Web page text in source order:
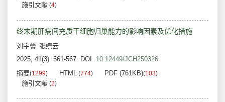
施引文献 (4)
终末期肝病间充质干细胞归巢能力的影响因素及优化措施
刘宇馨, 张缭云
2025, 41(3): 561-567. DOI: 10.12449/JCH250326
摘要(1299) HTML (774) PDF (761KB)(103)
施引文献 (2)